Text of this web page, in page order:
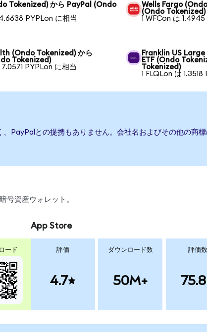
Tokenized) から PayPal (Ondo
PYPLon に相当
Wells Fargo
(Ondo Tokenized)
1 WFCon は
(Ondo Tokenized) から
Tokenized)
PYPLon に相当
Franklin US
ETF (Ondo
Tokenized)
1 FLQLon は
PayPalとの提携もありません。会社名およびその他の商
号資産ウォレット。
ード
App Store
評価
4.7
ダウンロード数
50M+
評価数